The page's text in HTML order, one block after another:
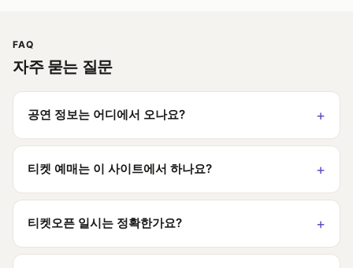
FAQ
자주 묻는 질문
공연 정보는 어디에서 오나요?
티켓 예매는 이 사이트에서 하나요?
티켓오픈 일시는 정확한가요?